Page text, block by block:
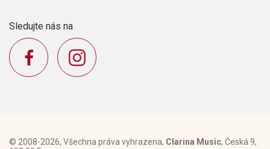
Sledujte nás na
© 2008-2026, Všechna práva vyhrazena, Clarina Music, Česká 9,